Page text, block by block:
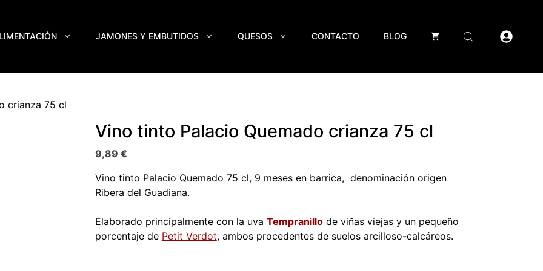
JAMONES Y EMBUTIDOS QUESOS CONTACTO BLOG
crianza 75 cl
Vino tinto Palacio Quemado crianza 75 cl
9,89 €
Vino tinto Palacio Quemado 75 cl, 9 meses en barrica, denominación origen
Ribera del Guadiana.
Elaborado principalmente con la uva Tempranillode viñas viejas y un pequeño
porcentaje de Petit Verdot, ambos procedentes de suelos arcilloso-calcáreos.